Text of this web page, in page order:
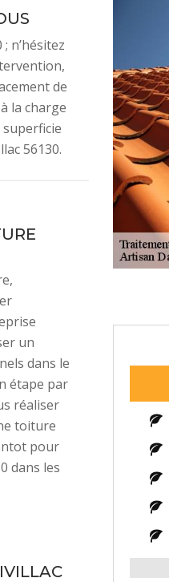
n’hésitez
de
la charge
56130.
un
dans le
étape par
réaliser
toiture
pour
dans les